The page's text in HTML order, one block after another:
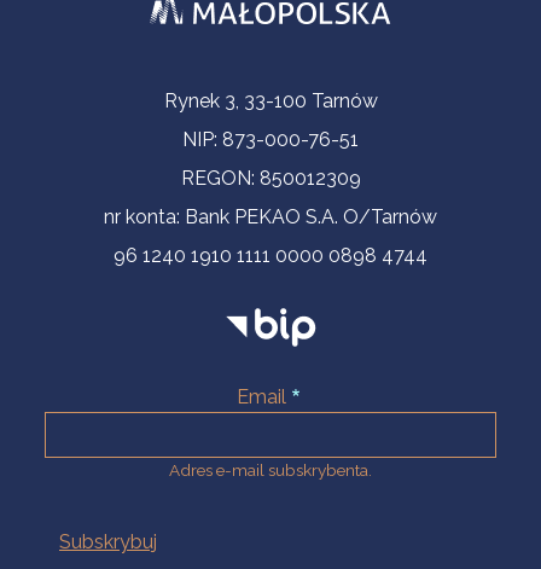
Informacje kontaktoweRynek 3, 33-100 Tarnów
NIP: 873-000-76-51
REGON: 850012309
nr konta: Bank PEKAO S.A. O/Tarnów
96 1240 1910 1111 0000 0898 4744
Email
Adres e-mail subskrybenta.